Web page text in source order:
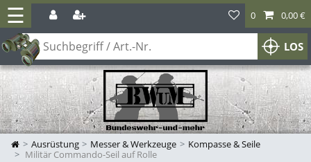
☰
LOS
0 0,00 €
Ausrüstung Messer & Werkzeuge
Kompasse & Seile
Militär Commando-Seil auf Rolle